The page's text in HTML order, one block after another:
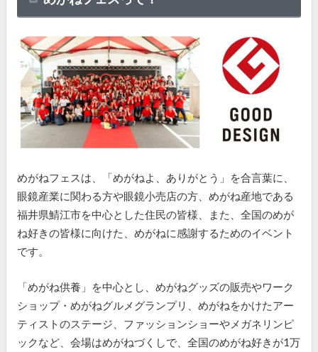
めがねフェスは、「めがねよ、ありがとう」を合言葉に、
眼鏡産業に関わる方や眼鏡小売店の方、めがね産地である
福井県鯖江市を中心とした住民の皆様、また、全国のめが
ね好きの皆様に向けた、めがねに感謝するためのイベント
です。
「めがね供養」を中心とし、めがねグッズの販売やワーク
ショップ・めがねグルメグランプリ、めがねをかけたアー
ティストのステージ、ファッションショーやメガネリンピ
ックなど、会場はめがねづくしで、全国のめがね好きが1万